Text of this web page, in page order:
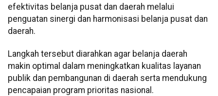
efektivitas belanja pusat dan daerah melalui
penguatan sinergi dan harmonisasi belanja pusat dan
daerah.
Langkah tersebut diarahkan agar belanja daerah
makin optimal dalam meningkatkan kualitas layanan
publik dan pembangunan di daerah serta mendukung
pencapaian program prioritas nasional.